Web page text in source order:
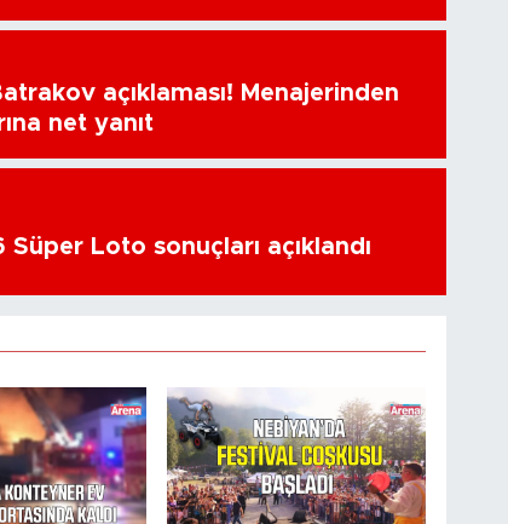
açıklaması! Menajerinden
net yanıt
Loto sonuçları açıklandı